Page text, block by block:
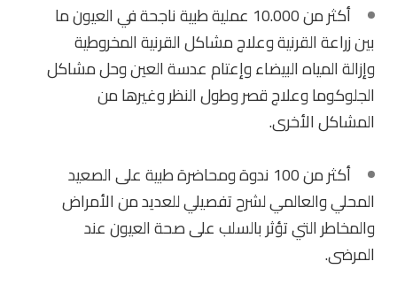
أكثر من 10.000 عملية طبية ناجحة في العيون ما
بين زراعة القرنية وعلاج مشاكل القرنية المخروطية
وإزالة المياه البيضاء وإعتام عدسة العين وحل مشاكل
الجلوكوما وعلاج قصر وطول النظر وغيرها من
المشاكل الأخرى.
أكثر من 100 ندوة ومحاضرة طبية على الصعيد
المحلي والعالمي لشرح تفصيلي للعديد من الأمراض
والمخاطر التي تؤثر بالسلب على صحة العيون عند
المرضى.